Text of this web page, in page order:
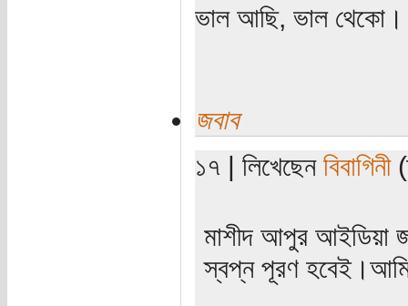
ভাল আছি, ভাল থেকো।
জবাব
১৭ | লিখেছেন বিবাগিনী
মাশীদ আপুর আইডিয়া
স্বপ্ন পূরণ